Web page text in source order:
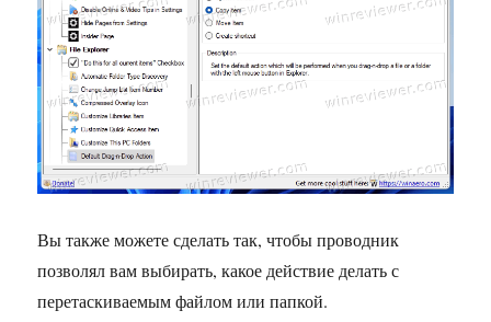
Вы также можете сделать так, чтобы проводник
позволял вам выбирать, какое действие делать с
перетаскиваемым файлом или папкой.